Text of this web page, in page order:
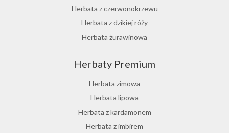
Herbata z czerwonokrzewu
Herbata z dzikiej róży
Herbata żurawinowa
Ostrokrzew paragwajski
Hibiskus herbata
Herbata różana
Herbata z lukrecji
Herbata z rokitnika
Herbaty Premium
Herbata zimowa
Herbata lipowa
Herbata z kardamonem
Herbata z imbirem